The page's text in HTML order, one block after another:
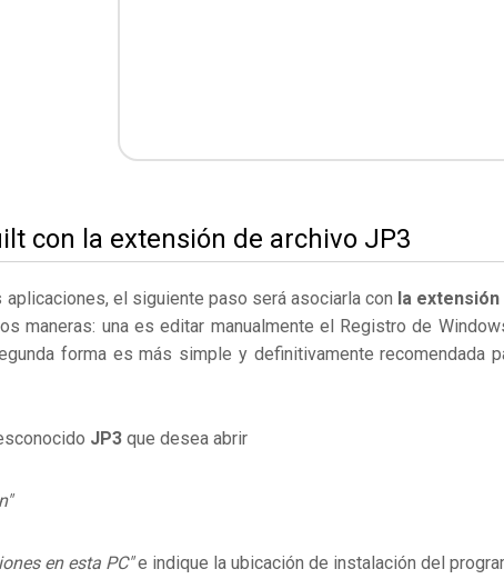
con la extensión de archivo JP3
el siguiente paso será asociarla con la extensión
maneras: una es editar manualmente el Registro de
forma es más simple y definitivamente recomendada
JP3 que desea abrir
en esta PC"e indique la ubicación de instalación del